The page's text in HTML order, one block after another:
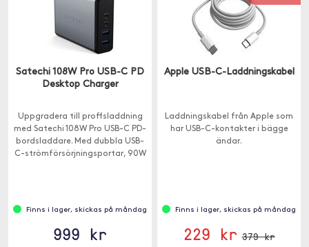
Satechi 108W Pro USB-C PD
Desktop Charger
Uppgradera till proffsladdning
med Satechi 108W Pro USB-C PD-
bordsladdare. Med dubbla USB-
C-strömförsörjningsportar, 90W
Finns i lager, skickas på måndag
999 kr
Apple USB-C-Laddningskabel
Laddningskabel från Apple som
har USB-C-kontakter i bägge
ändar.
Finns i lager, skickas på måndag
229 kr 379 kr